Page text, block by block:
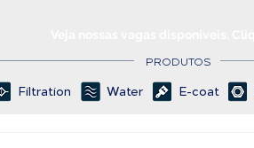
PRODUTOS
Filtration Water E-coat